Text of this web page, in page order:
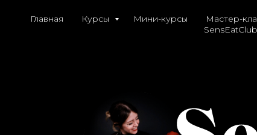
Главная Курсы Мини-курсы Мастер-
SensEatClub